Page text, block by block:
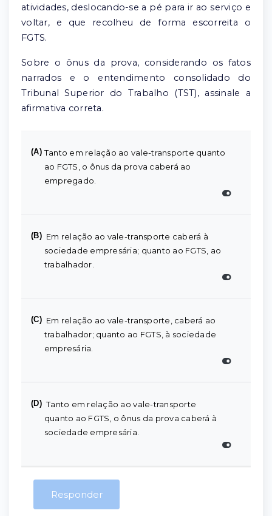
atividades, deslocando-se a pé para ir ao serviço e
voltar, e que recolheu de forma escorreita o
FGTS.
Sobre o ônus da prova, considerando os fatos
narrados e o entendimento consolidado do
Tribunal Superior do Trabalho (TST), assinale a
afirmativa correta.
(A) Tanto em relação ao vale-transporte quanto
ao FGTS, o ônus da prova caberá ao
empregado.
(B) Em relação ao vale-transporte caberá à
sociedade empresária; quanto ao FGTS, ao
trabalhador.
(C) Em relação ao vale-transporte, caberá ao
trabalhador; quanto ao FGTS, à sociedade
empresária.
(D) Tanto em relação ao vale-transporte
quanto ao FGTS, o ônus da prova caberá à
sociedade empresária.
Responder